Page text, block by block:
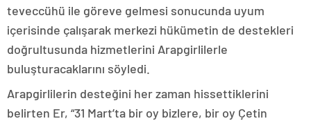
teveccühü ile göreve gelmesi sonucunda uyum
içerisinde çalışarak merkezi hükümetin de destekleri
doğrultusunda hizmetlerini Arapgirlilerle
buluşturacaklarını söyledi.
Arapgirlilerin desteğini her zaman hissettiklerini
belirten Er, “31 Mart’ta bir oy bizlere, bir oy Çetin